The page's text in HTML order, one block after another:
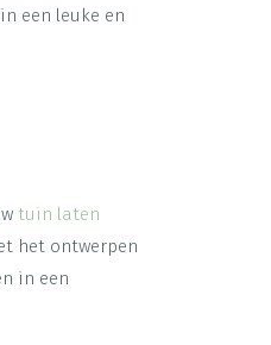
een leuke en
tuin laten
het ontwerpen
in een